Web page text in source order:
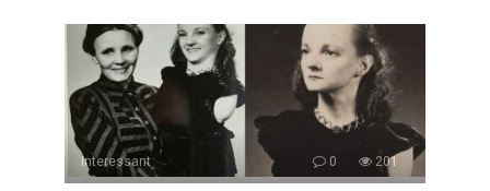
Interessant 0 201